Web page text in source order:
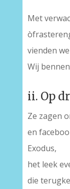
Met
vienden
Wij
ii. Op
Ze zagen
en
Exodus,
het leek
die